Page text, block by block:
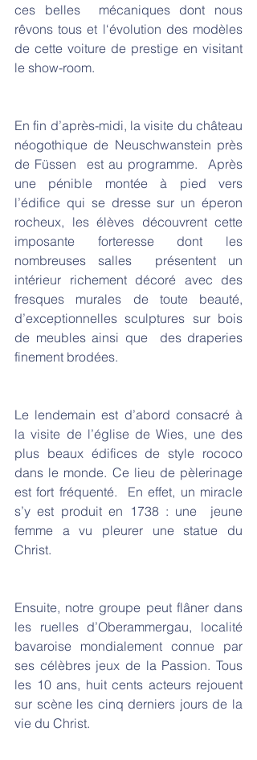
ces belles  mécaniques dont nous
rêvons tous et l‘évolution des modèles
de cette voiture de prestige en visitant
le show-room.
En fin d’après-midi, la visite du château
néogothique de Neuschwanstein près
de Füssen  est au programme.  Après
une pénible montée à pied vers
l’édifice qui se dresse sur un éperon
rocheux, les élèves découvrent cette
imposante forteresse dont les
nombreuses salles  présentent un
intérieur richement décoré avec des
fresques murales de toute beauté,
d’exceptionnelles sculptures sur bois
de meubles ainsi que  des draperies
finement brodées.
Le lendemain est d’abord consacré à
la visite de l’église de Wies, une des
plus beaux édifices de style rococo
dans le monde. Ce lieu de pèlerinage
est fort fréquenté.  En effet, un miracle
s’y est produit en 1738 : une  jeune
femme a vu pleurer une statue du
Christ.
Ensuite, notre groupe peut flâner dans
les ruelles d’Oberammergau, localité
bavaroise mondialement connue par
ses célèbres jeux de la Passion. Tous
les 10 ans, huit cents acteurs rejouent
sur scène les cinq derniers jours de la
vie du Christ.